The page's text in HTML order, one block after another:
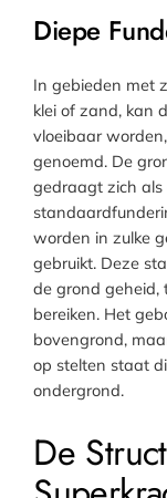
Diepe
In gebieden met
klei of zand, kan
vloeibaar
genoemd. De
gedraagt zich als
worden in zulke
gebruikt. Deze
de grond geheid,
bereiken. Het
bovengrond,
op stelten staat
ondergrond.
De